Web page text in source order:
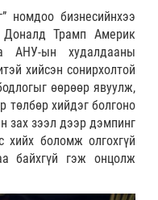
номдоо бизнесийнхээ
Доналд Трамп Америк
АНУ-ын худалдааны
хийсэн сонирхолтой
өөрөөр явуулж,
төлбөр хийдэг болгоно
зах зээл дээр дэмпинг
хийх боломж олгохгүй
байхгүй гэж онцолж